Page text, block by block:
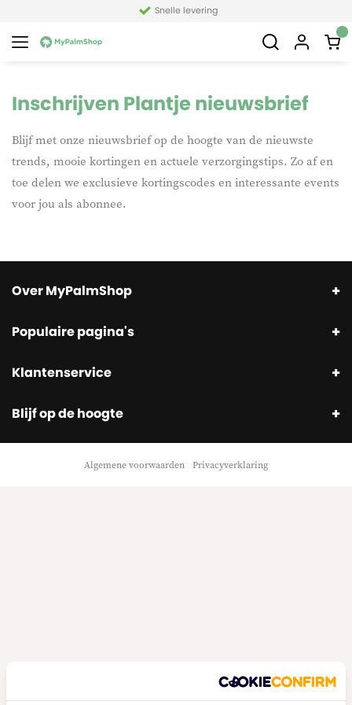
Snelle levering
Inschrijven Plantje nieuwsbrief
Blijf met onze nieuwsbrief op de hoogte van de nieuwste
trends, mooie kortingen en actuele verzorgingstips. Zo af en
toe delen we exclusieve kortingscodes en interessante events
voor jou als abonnee.
Over MyPalmShop
Populaire pagina's
Klantenservice
Blijf op de hoogte
Algemene voorwaarden Privacyverklaring